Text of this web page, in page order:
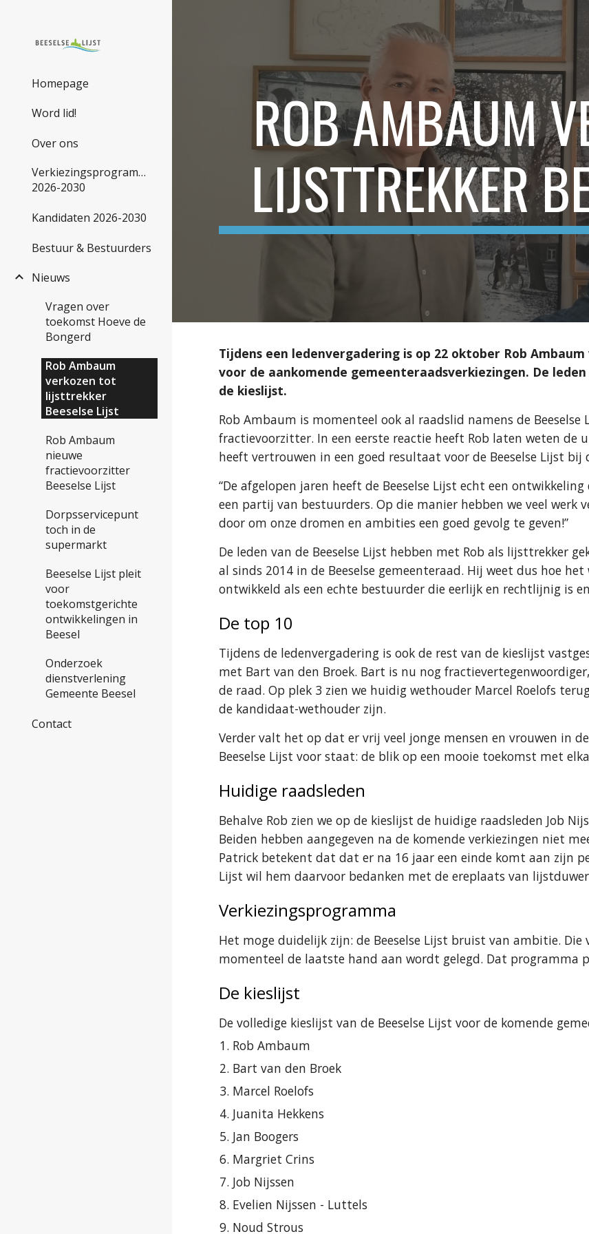
Skip to main content Skip to
Homepage
Word lid!
Over ons
Verkiezingsprogramma
2026-2030
Kandidaten 2026-2030
Bestuur & Bestuurders
Nieuws
Vragen over
toekomst Hoeve de
Bongerd
Rob Ambaum
verkozen tot
lijsttrekker
Beeselse Lijst
Rob Ambaum
nieuwe
fractievoorzitter
Beeselse Lijst
Dorpsservicepunt
toch in de
supermarkt
Beeselse Lijst pleit
voor
toekomstgerichte
ontwikkelingen in
Beesel
Onderzoek
dienstverlening
Gemeente Beesel
Contact
ROB AMBAUM
LIJSTTREKKER
Tijdens een ledenvergadering is op 22 oktober Rob
voor de aankomende gemeenteraadsverkiezingen. De
de kieslijst.
Rob Ambaum is momenteel ook al raadslid namens de
fractievoorzitter. In een eerste reactie heeft Rob laten weten
heeft vertrouwen in een goed resultaat voor de Beeselse Lijst bij
“De afgelopen jaren heeft de Beeselse Lijst echt een
een partij van bestuurders. Op die manier hebben we veel werk
door om onze dromen en ambities een goed gevolg te geven!”
De leden van de Beeselse Lijst hebben met Rob als lijsttrekker
al sinds 2014 in de Beeselse gemeenteraad. Hij weet dus hoe
ontwikkeld als een echte bestuurder die eerlijk en rechtlijnig is
De top 10
Tijdens de ledenvergadering is ook de rest van de kieslijst
met Bart van den Broek. Bart is nu nog
de raad. Op plek 3 zien we huidig wethouder Marcel Roelofs
de kandidaat-wethouder zijn.
Verder valt het op dat er vrij veel jonge mensen en vrouwen in
Beeselse Lijst voor staat: de blik op een mooie toekomst met
Huidige raadsleden
Behalve Rob zien we op de kieslijst de huidige raadsleden Job
Beiden hebben aangegeven na de komende verkiezingen niet
Patrick betekent dat dat er na 16 jaar een einde komt aan zijn
Lijst wil hem daarvoor bedanken met de ereplaats van
Verkiezingsprogramma
Het moge duidelijk zijn: de Beeselse Lijst bruist van ambitie.
momenteel de laatste hand aan wordt gelegd. Dat programma
De kieslijst
De volledige kieslijst van de Beeselse Lijst voor de komende
Rob Ambaum
Bart van den Broek
Marcel Roelofs
Juanita Hekkens
Jan Boogers
Margriet Crins
Job Nijssen
Evelien Nijssen - Luttels
Noud Strous